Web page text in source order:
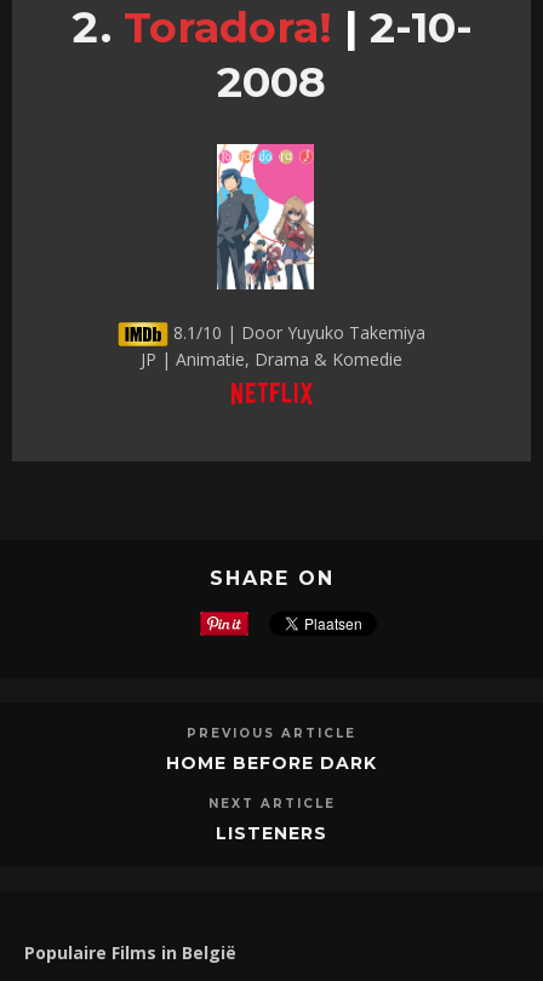
Toradora! | 2-10-
2008
8.1/10 | Door Yuyuko Takemiya
JP | Animatie, Drama & Komedie
SHARE ON
PREVIOUS ARTICLE
HOME BEFORE DARK
NEXT ARTICLE
LISTENERS
Populaire Films in België